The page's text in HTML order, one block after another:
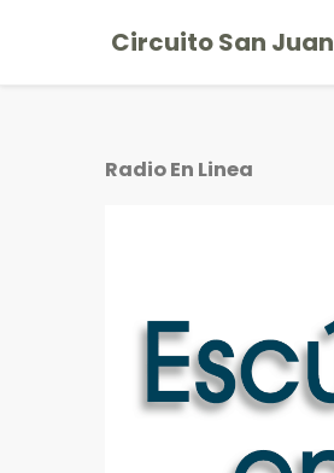
Circuito San Juan
Radio En Linea